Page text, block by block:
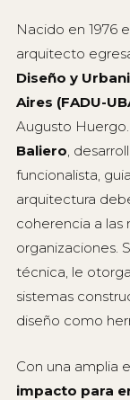
Branding
Desarrollo
Diseño de
Paisaje
Nacido en 1976
arquitecto
Diseño y
Aires (FADU-
Augusto
Baliero,
funcionalista,
arquitectura
coherencia a las
organizaciones.
técnica, le
sistemas
diseño como
Con una amplia
impacto para